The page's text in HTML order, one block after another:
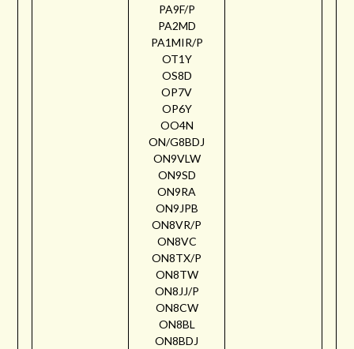
PA9F/P
PA2MD
PA1MIR/P
OT1Y
OS8D
OP7V
OP6Y
OO4N
ON/G8BDJ
ON9VLW
ON9SD
ON9RA
ON9JPB
ON8VR/P
ON8VC
ON8TX/P
ON8TW
ON8JJ/P
ON8CW
ON8BL
ON8BDJ